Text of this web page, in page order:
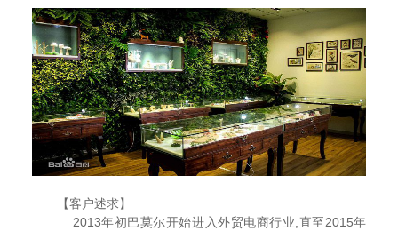
【客户述求】
2013年初巴莫尔开始进入外贸电商行业,直至2015年